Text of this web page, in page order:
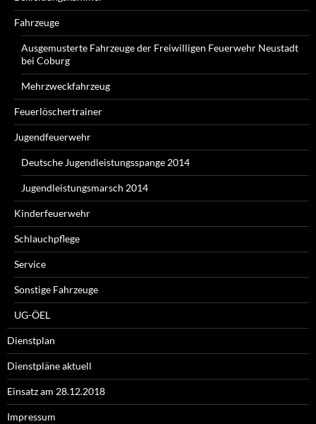
Fahrzeuge
Ausgemusterte Fahrzeuge der Freiwilligen Feuerwehr Neustadt
bei Coburg
Mehrzweckfahrzeug
Feuerlöschertrainer
Jugendfeuerwehr
Deutsche Jugendleistungsspange 2014
Jugendleistungsmarsch 2014
Kinderfeuerwehr
Schlauchpflege
Service
Sonstige Fahrzeuge
UG-ÖEL
Dienstplan
Dienstpläne aktuell
Einsatz am 28.12.2018
Impressum